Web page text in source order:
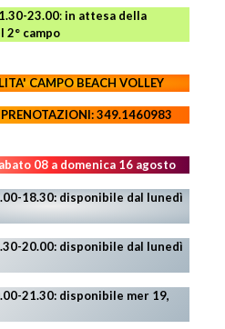
23.00:in attesa della
2° campo
CAMPOBEACH VOLLEY
349.1460983
08 a domenica 16 agosto
18.30: disponibile dal lunedì
20.00: disponibile dal lunedì
21.30: disponibile mer 19,